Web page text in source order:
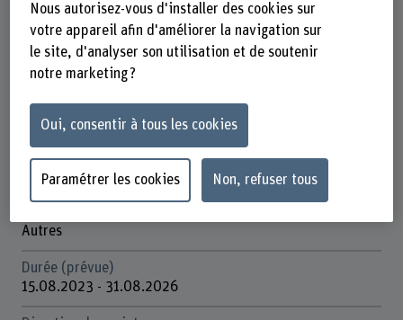
Départements participants
Haute école des sciences agronomiques, forestières et
alimentaires
Institut(s)
Agronomie
Unité(s) de recherche
Animaux de rente et chevaux
Autres
Durée (prévue)
15.08.2023 - 31.08.2026
Nous autorisez-vous d'installer des cookies sur
votre appareil afin d'améliorer la navigation sur
le site, d'analyser son utilisation et de soutenir
notre marketing ?
Oui, consentir à tous les cookies
Paramétrer les cookies Non, refuser tous